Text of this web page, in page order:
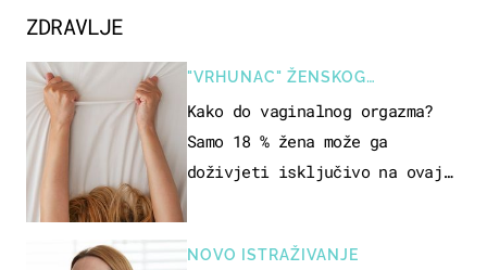
ZDRAVLJE
"VRHUNAC" ŽENSKOG
SEKSUALNOG ISKUSTVA
Kako do vaginalnog orgazma?
Samo 18 % žena može ga
doživjeti isključivo na ovaj
NOVO ISTRAŽIVANJE